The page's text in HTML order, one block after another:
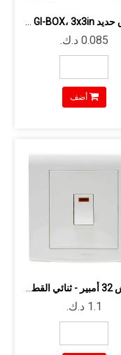
أضف
سويتش 32 أمبير - ثنائي القطب - مع لبم...